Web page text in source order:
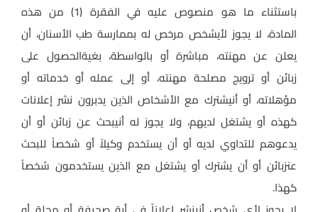
باستثناء ما هو منصوص عليه في الفقرة (1) من هذه
المادة، لا يجوز لأيشخص مرخص له بممارسة طب الأسنان، أن
يعلن عن مهنته، مباشرة أو بالواسطة، بغيةالحصول على
زبائن أو ترويج مصلحة مهنته، أو إلى عمله أو خدماته أو
مؤهلاته، أو أنيشترك مع الأشخاص الذين يدبرون نشر إعلانات
كهذه أو يشتغل لديهم، ولا يجوز له أنيبحث عن زبائن أو أن
يدعوهم للتداوي لديه أو أن يستخدم وكيلاً أو شخصاً للبحث
عنزبائن أو أن يشترك أو يشتغل مع الذين يستخدمون شخصاً
كهذا.